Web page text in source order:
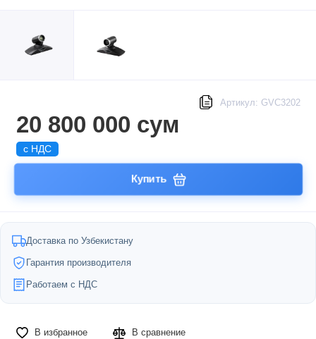
Артикул: GVC3202
20 800 000 сум
с НДС
Купить
Доставка по Узбекистану
Гарантия производителя
Работаем с НДС
В избранное В сравнение